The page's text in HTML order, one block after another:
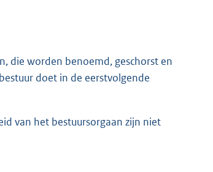
die worden benoemd, geschorst en
doet in de eerstvolgende
van het bestuursorgaan zijn niet